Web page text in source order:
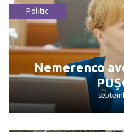
Politic
Nemerenco